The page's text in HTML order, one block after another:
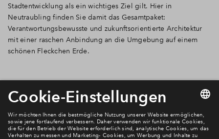
Stadtentwicklung als ein wichtiges Ziel gilt. Hier in
Neutraubling finden Sie damit das Gesamtpaket:
Verantwortungsbewusste und zukunftsorientierte Architektur
mit einer raschen Anbindung an die Umgebung auf einem
schönen Fleckchen Erde.
Newsletter Anmeldung
Verpassen Sie zu diesem Wohnprojekt keine Neuigkeiten